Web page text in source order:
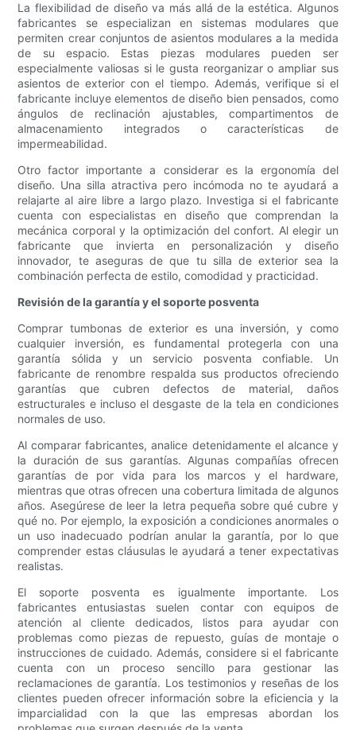
La flexibilidad de diseño va más allá de la estética. Algunos
fabricantes se especializan en sistemas modulares que
permiten crear conjuntos de asientos modulares a la medida
de su espacio. Estas piezas modulares pueden ser
especialmente valiosas si le gusta reorganizar o ampliar sus
asientos de exterior con el tiempo. Además, verifique si el
fabricante incluye elementos de diseño bien pensados, como
ángulos de reclinación ajustables, compartimentos de
almacenamiento integrados o características de
impermeabilidad.
Otro factor importante a considerar es la ergonomía del
diseño. Una silla atractiva pero incómoda no te ayudará a
relajarte al aire libre a largo plazo. Investiga si el fabricante
cuenta con especialistas en diseño que comprendan la
mecánica corporal y la optimización del confort. Al elegir un
fabricante que invierta en personalización y diseño
innovador, te aseguras de que tu silla de exterior sea la
combinación perfecta de estilo, comodidad y practicidad.
Revisión de la garantía y el soporte posventa
Comprar tumbonas de exterior es una inversión, y como
cualquier inversión, es fundamental protegerla con una
garantía sólida y un servicio posventa confiable. Un
fabricante de renombre respalda sus productos ofreciendo
garantías que cubren defectos de material, daños
estructurales e incluso el desgaste de la tela en condiciones
normales de uso.
Al comparar fabricantes, analice detenidamente el alcance y
la duración de sus garantías. Algunas compañías ofrecen
garantías de por vida para los marcos y el hardware,
mientras que otras ofrecen una cobertura limitada de algunos
años. Asegúrese de leer la letra pequeña sobre qué cubre y
qué no. Por ejemplo, la exposición a condiciones anormales o
un uso inadecuado podrían anular la garantía, por lo que
comprender estas cláusulas le ayudará a tener expectativas
realistas.
El soporte posventa es igualmente importante. Los
fabricantes entusiastas suelen contar con equipos de
atención al cliente dedicados, listos para ayudar con
problemas como piezas de repuesto, guías de montaje o
instrucciones de cuidado. Además, considere si el fabricante
cuenta con un proceso sencillo para gestionar las
reclamaciones de garantía. Los testimonios y reseñas de los
clientes pueden ofrecer información sobre la eficiencia y la
imparcialidad con la que las empresas abordan los